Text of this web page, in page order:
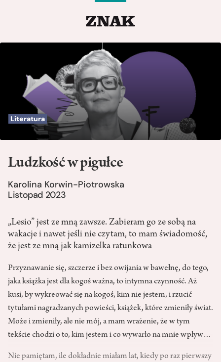
Literatura
Ludzkość w pigułce
Karolina Korwin-Piotrowska
Listopad 2023
„Lesio” jest ze mną zawsze. Zabieram go ze sobą na
wakacje i nawet jeśli nie czytam, to mam świadomość,
że jest ze mną jak kamizelka ratunkowa
Przyznawanie się, szczerze i bez owijania w bawełnę, do tego,
jaka książka jest dla kogoś ważna, to intymna czynność. Aż
kusi, by wykreować się na kogoś, kim nie jestem, i rzucić
tytułami nagradzanych powieści, książek, które zmieniły świat.
Może i zmieniły, ale nie mój, a mam wrażenie, że w tym
tekście chodzi o to, kim jestem i co wywarło na mnie wpływ…
Nie pamiętam, ile dokładnie miałam lat, kiedy po raz pierwszy